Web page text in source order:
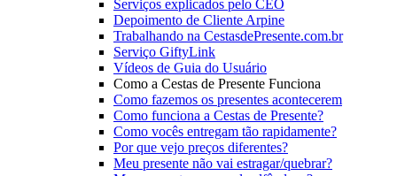
Serviços explicados pelo CEO
Depoimento de Cliente Arpine
Trabalhando na CestasdePresente.com.br
Serviço GiftyLink
Vídeos de Guia do Usuário
Como a Cestas de Presente Funciona
Como fazemos os presentes acontecerem
Como funciona a Cestas de Presente?
Como vocês entregam tão rapidamente?
Por que vejo preços diferentes?
Meu presente não vai estragar/quebrar?